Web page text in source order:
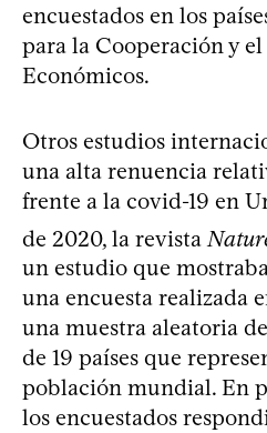
encuestados en los
para la Cooperación y
Económicos.
Otros estudios
una alta renuencia
frente a la covid-19 en
de 2020, la revista
un estudio que
una encuesta realizada
una muestra aleatoria
de 19 países que
población mundial. En
los encuestados